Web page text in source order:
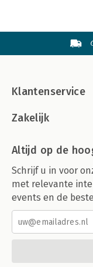
Klantenservice
Zakelijk
Altijd op de
Schrijf u in voor
met relevante
events en de